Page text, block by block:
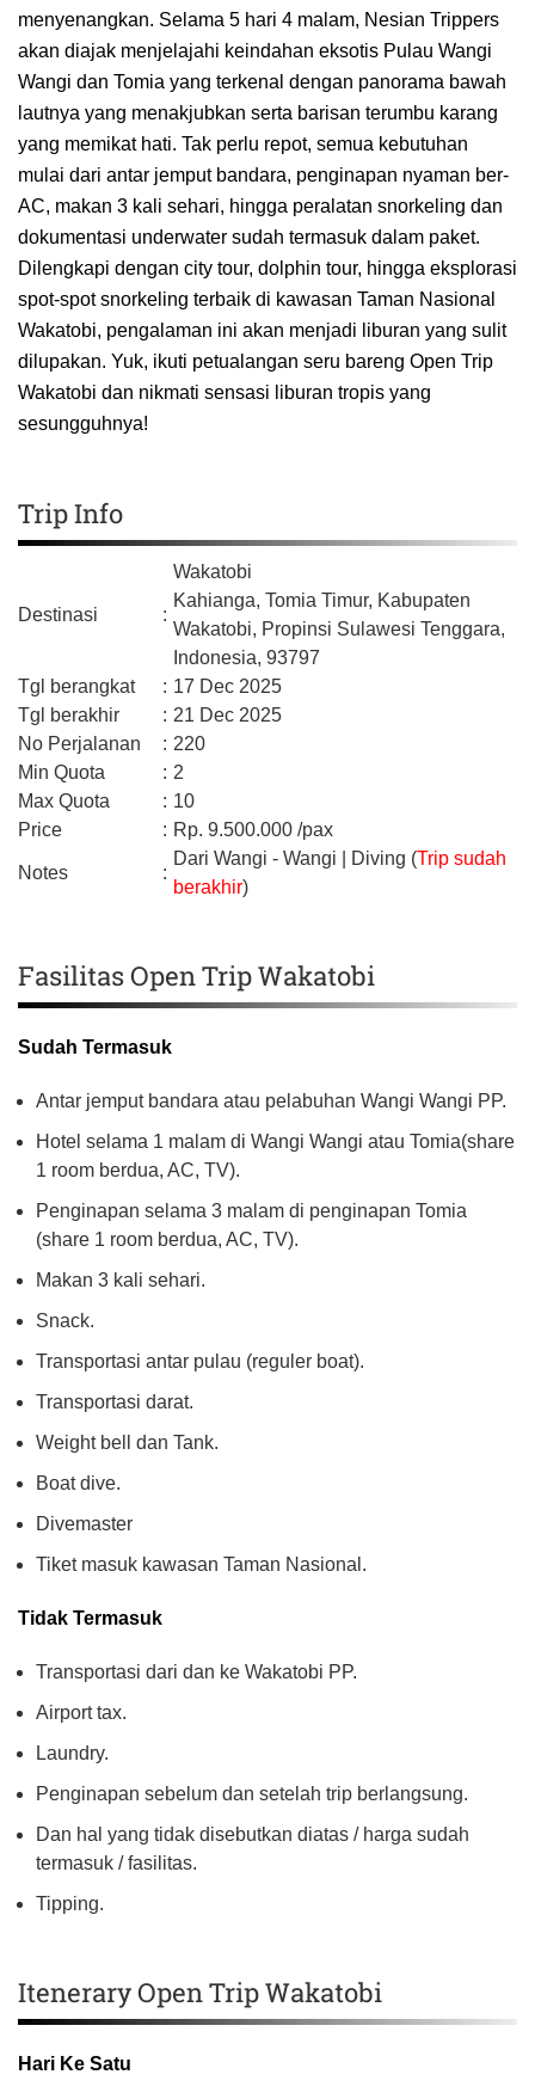
menyenangkan. Selama 5 hari 4 malam, Nesian Trippers
akan diajak menjelajahi keindahan eksotis Pulau Wangi
Wangi dan Tomia yang terkenal dengan panorama bawah
lautnya yang menakjubkan serta barisan terumbu karang
yang memikat hati. Tak perlu repot, semua kebutuhan
mulai dari antar jemput bandara, penginapan nyaman ber-
AC, makan 3 kali sehari, hingga peralatan snorkeling dan
dokumentasi underwater sudah termasuk dalam paket.
Dilengkapi dengan city tour, dolphin tour, hingga eksplorasi
spot-spot snorkeling terbaik di kawasan Taman Nasional
Wakatobi, pengalaman ini akan menjadi liburan yang sulit
dilupakan. Yuk, ikuti petualangan seru bareng Open Trip
Wakatobi dan nikmati sensasi liburan tropis yang
sesungguhnya!
Trip Info
Destinasi :
Wakatobi
Kahianga, Tomia Timur, Kabupaten
Wakatobi, Propinsi Sulawesi Tenggara,
Indonesia, 93797
Tgl berangkat
: 17 Dec 2025
Tgl berakhir
: 21 Dec 2025
No Perjalanan
: 220
Min Quota
: 2
Max Quota
: 10
Price
: Rp. 9.500.000 /pax
Notes :
Dari Wangi - Wangi | Diving (Trip sudah
berakhir)
Fasilitas Open Trip Wakatobi
Sudah Termasuk
Antar jemput bandara atau pelabuhan Wangi Wangi PP.
Hotel selama 1 malam di Wangi Wangi atau Tomia(share
1 room berdua, AC, TV).
Penginapan selama 3 malam di penginapan Tomia
(share 1 room berdua, AC, TV).
Makan 3 kali sehari.
Snack.
Transportasi antar pulau (reguler boat).
Transportasi darat.
Weight bell dan Tank.
Boat dive.
Divemaster
Tiket masuk kawasan Taman Nasional.
Tidak Termasuk
Transportasi dari dan ke Wakatobi PP.
Airport tax.
Laundry.
Penginapan sebelum dan setelah trip berlangsung.
Dan hal yang tidak disebutkan diatas / harga sudah
termasuk / fasilitas.
Tipping.
Itenerary Open Trip Wakatobi
Hari Ke Satu